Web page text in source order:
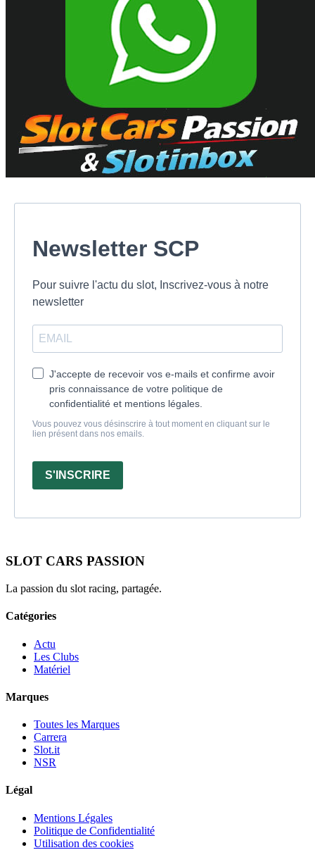
Newsletter SCP
Pour suivre l'actu du slot, Inscrivez-vous à notre
newsletter
J'accepte de recevoir vos e-mails et confirme avoir
pris connaissance de votre politique de
confidentialité et mentions légales.
Vous pouvez vous désinscrire à tout moment en cliquant sur le
lien présent dans nos emails.
S'INSCRIRE
SLOT CARS PASSION
La passion du slot racing, partagée.
Catégories
Actu
Les Clubs
Matériel
Marques
Toutes les Marques
Carrera
Slot.it
NSR
Légal
Mentions Légales
Politique de Confidentialité
Utilisation des cookies